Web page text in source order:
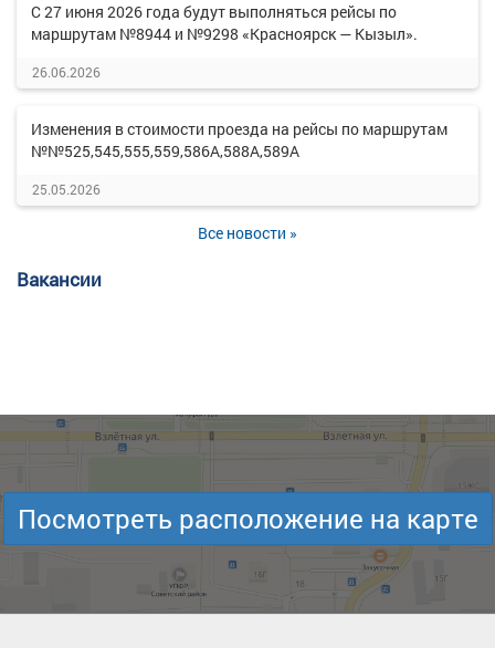
С 27 июня 2026 года будут выполняться рейсы по
маршрутам №8944 и №9298 «Красноярск — Кызыл».
26.06.2026
Изменения в стоимости проезда на рейсы по маршрутам
№№525,545,555,559,586А,588А,589А
25.05.2026
Все новости »
Вакансии
Посмотреть расположение на карте